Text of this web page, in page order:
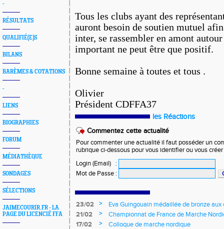
-
RÉSULTATS
QUALIFIÉ(E)S
BILANS
BARÈMES & COTATIONS
-
LIENS
BIOGRAPHIES
FORUM
MÉDIATHÈQUE
SONDAGES
SÉLECTIONS
JAIMECOURIR.FR - LA
PAGE DU LICENCIÉ FFA
Tous les clubs ayant des
auront besoin de soutien mutuel
inter, se rassembler en amont
important ne peut être que positif.
Bonne semaine à toutes et tous .
Olivier
Président CDFFA37
les Réactions
Commentez cette actualité
Pour commenter une actualité il faut posséder un
rubrique ci-dessous pour vous identifier ou vous
Login (Email)
:
Mot de Passe :
23/02 >
Eva Guingouain médaillée de bronze
jeunes
21/02 >
Championnat de France de Marche
17/02
>
Colloque de marche nordique